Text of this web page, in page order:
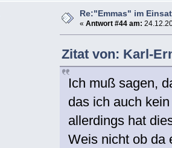
Re:"Emmas" im
« Antwort #44 am:
Zitat von: Karl-
Ich muß sagen,
das ich auch
allerdings hat
Weis nicht ob da